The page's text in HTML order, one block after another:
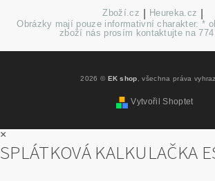
Zboží.cz Heureka.cz
Obrázky mají pouze informativní charakter. *
zboží nás prosím kontaktujte na
2026 © EK shop, všechna práva
Vytvořil Shoptet
×
SPLÁTKOVÁ KALKULAČKA